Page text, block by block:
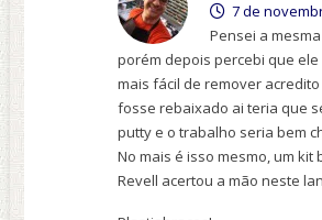
7 de
Pensei a
porém depois percebi que ele
mais fácil de remover
fosse rebaixado ai teria que
putty e o trabalho seria bem
No mais é isso mesmo, um kit
Revell acertou a mão neste